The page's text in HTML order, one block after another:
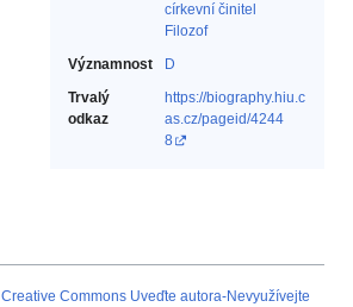
církevní činitel‎
Filozof‎
Významnost
D
Trvalý
odkaz
https://biography.hiu.c
as.cz/pageid/4244
8
Creative Commons Uveďte autora-Nevyužívejte